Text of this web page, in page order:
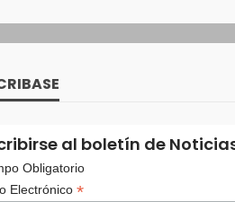
al boletín de
Obligatorio
Electrónico *